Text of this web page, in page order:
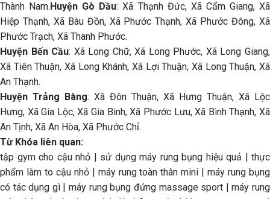
Thành Nam.Huyện Gò Dầu: Xã Thạnh Đức, Xã Cẩm Giang, Xã
Hiệp Thạnh, Xã Bàu Đồn, Xã Phước Thạnh, Xã Phước Đông, Xã
Phước Trạch, Xã Thanh Phước.
Huyện Bến Cầu: Xã Long Chữ, Xã Long Phước, Xã Long Giang,
Xã Tiên Thuận, Xã Long Khánh, Xã Lợi Thuận, Xã Long Thuận, Xã
An Thạnh.
Huyện Trảng Bàng: Xã Đôn Thuận, Xã Hưng Thuận, Xã Lộc
Hưng, Xã Gia Lộc, Xã Gia Bình, Xã Phước Lưu, Xã Bình Thạnh, Xã
An Tịnh, Xã An Hòa, Xã Phước Chỉ.
Từ Khóa liên quan:
tập gym cho cậu nhỏ | sử dụng máy rung bụng hiệu quả | thực
phẩm làm to cậu nhỏ | máy rung toàn thân mini | máy rung bụng
có tác dụng gì | máy rung bụng đứng massage sport | máy rung